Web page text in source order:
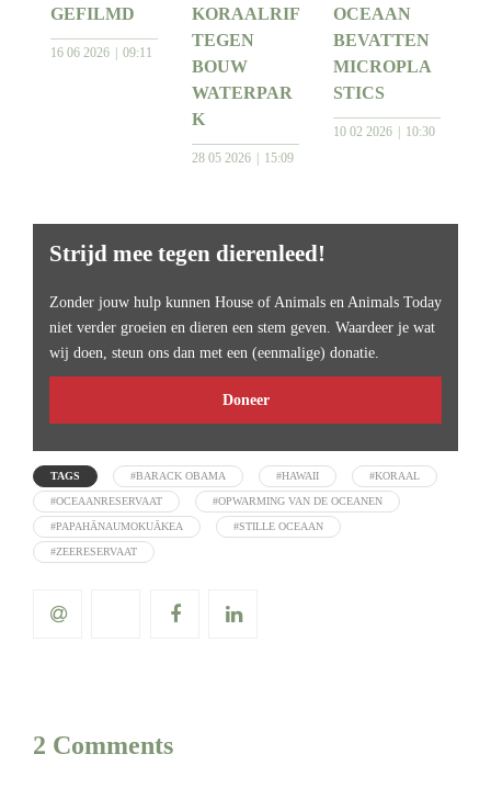
GEFILMD
16 06 2026 09:11
KORAALRIF
TEGEN
BOUW
WATERPAR
K
28 05 2026 15:09
OCEAAN
BEVATTEN
MICROPLA
STICS
10 02 2026 10:30
Strijd mee tegen dierenleed!
Zonder jouw hulp kunnen House of Animals en Animals Today
niet verder groeien en dieren een stem geven. Waardeer je wat
wij doen, steun ons dan met een (eenmalige) donatie.
Doneer
TAGS #BARACK OBAMA #HAWAII #KORAAL
#OCEAANRESERVAAT #OPWARMING VAN DE OCEANEN
#PAPAHĀNAUMOKUĀKEA #STILLE OCEAAN
#ZEERESERVAAT
2 Comments